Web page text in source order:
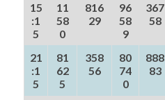
15
:1
5
11
58
0
816
29
96
58
9
367
58
21
:1
5
81
62
5
358
56
80
74
0
888
83